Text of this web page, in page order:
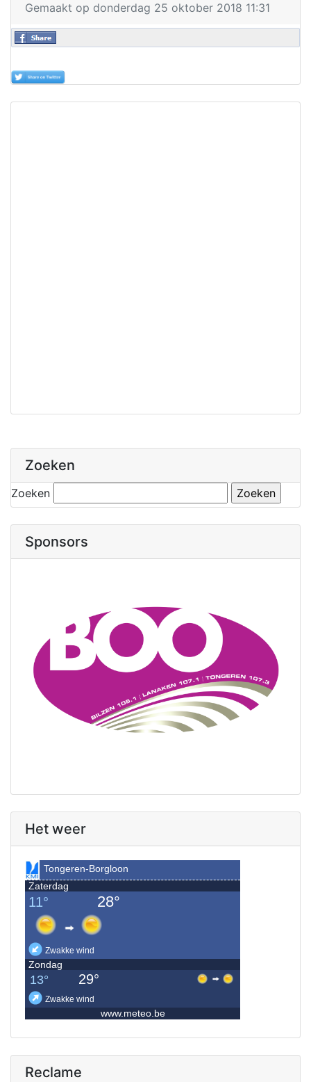
Gemaakt op donderdag 25 oktober 2018 11:31
Zoeken
Zoeken
Sponsors
Het weer
Reclame